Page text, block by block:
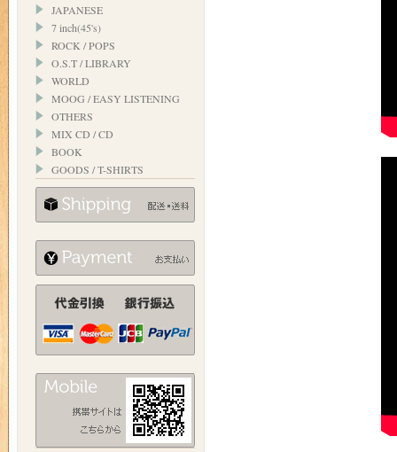
JAPANESE
7 inch(45's)
ROCK / POPS
O.S.T / LIBRARY
WORLD
MOOG / EASY LISTENING
OTHERS
MIX CD / CD
BOOK
GOODS / T-SHIRTS